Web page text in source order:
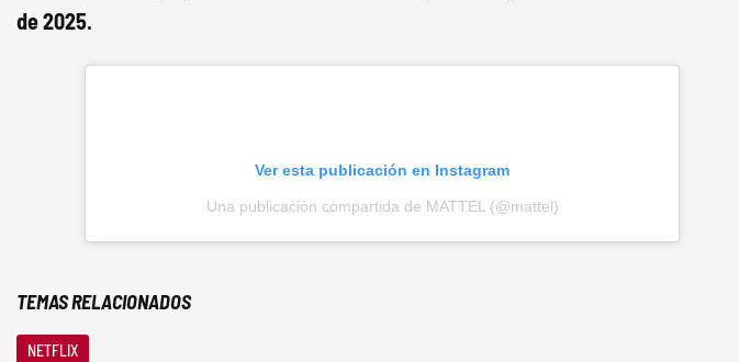
de 2025.
Ver esta publicación en Instagram
Una publicación compartida de MATTEL (@mattel)
TEMAS RELACIONADOS
NETFLIX